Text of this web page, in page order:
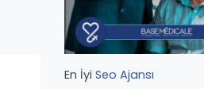
En İyi Seo Ajansı